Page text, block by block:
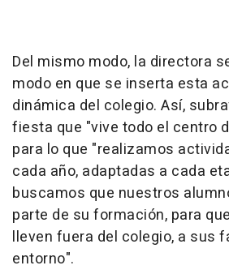
Del mismo modo, la directora
modo en que se inserta esta
dinámica del colegio. Así,
fiesta que "vive todo el centro
para lo que "realizamos
cada año, adaptadas a cada
buscamos que nuestros
parte de su formación, para
lleven fuera del colegio, a sus
entorno".